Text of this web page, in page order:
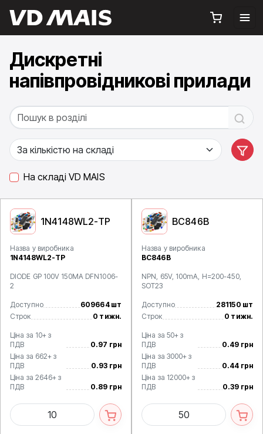
Дискретні
напівпровідникові прилади
На складі VD MAIS
1N4148WL2-TP
Назва у виробника
1N4148WL2-TP
DIODE GP 100V 150MA DFN1006-
2
Доступно
609664 шт
Строк
0 тижн.
Ціна за 10+ з
ПДВ
0.97 грн
Ціна за 662+ з
ПДВ
0.93 грн
Ціна за 2646+ з
ПДВ
0.89 грн
BC846B
Назва у виробника
BC846B
NPN, 65V, 100mA, H=200-450,
SOT23
Доступно
281150 шт
Строк
0 тижн.
Ціна за 50+ з
ПДВ
0.49 грн
Ціна за 3000+ з
ПДВ
0.44 грн
Ціна за 12000+ з
ПДВ
0.39 грн